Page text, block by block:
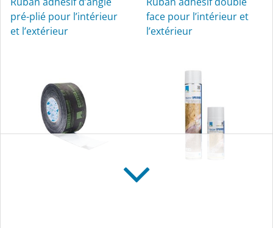
pré-plié pour l’intérieur
et l’extérieur
face pour l’intérieur et
l’extérieur